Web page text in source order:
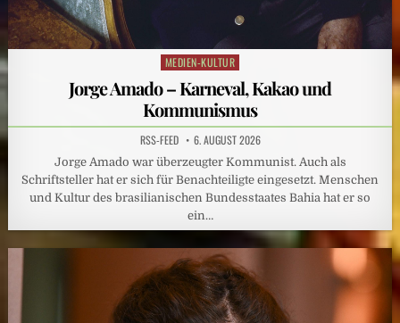
Posted
MEDIEN-KULTUR
Jorge Amado – Karneval, Kakao und
Kommunismus
RSS-FEED 6. AUGUST 2026
Jorge Amado war überzeugter Kommunist. Auch als
Schriftsteller hat er sich für Benachteiligte eingesetzt. Menschen
und Kultur des brasilianischen Bundesstaates Bahia hat er so
ein…